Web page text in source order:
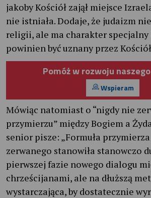
jakoby Kościół zajął miejsce
nie istniała. Dodaje, że judaizm
religii, ale ma charakter
powinien być uznany przez Kościół
Pomóż w rozwoju
Wspieram
Mówiąc natomiast o “nigdy nie
przymierzu” między Bogiem a
senior pisze: „Formuła
zerwanego stanowiła stanowczo
pierwszej fazie nowego dialogu
chrześcijanami, ale na dłuższą
wystarczająca, by dostatecznie